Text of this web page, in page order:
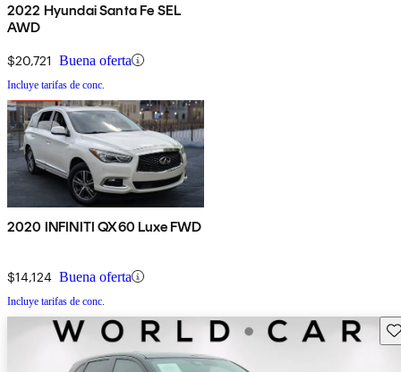
2022 Hyundai Santa Fe SEL
AWD
$20,721 Buena oferta
Incluye tarifas de conc.
2020 INFINITI QX60 Luxe FWD
$14,124 Buena oferta
Incluye tarifas de conc.